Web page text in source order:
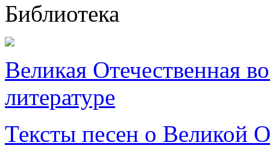
Библиотека
Великая Отечественная
литературе
Тексты песен о Великой